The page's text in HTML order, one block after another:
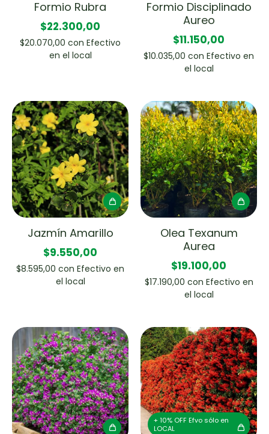
Formio Rubra
$22.300,00
$20.070,00 con Efectivo
en el local
Formio Disciplinado
Aureo
$11.150,00
$10.035,00 con Efectivo en
el local
Jazmín Amarillo
$9.550,00
$8.595,00 con Efectivo en
el local
Olea Texanum
Aurea
$19.100,00
$17.190,00 con Efectivo en
el local
+ 10% OFF Efvo sólo en
LOCAL